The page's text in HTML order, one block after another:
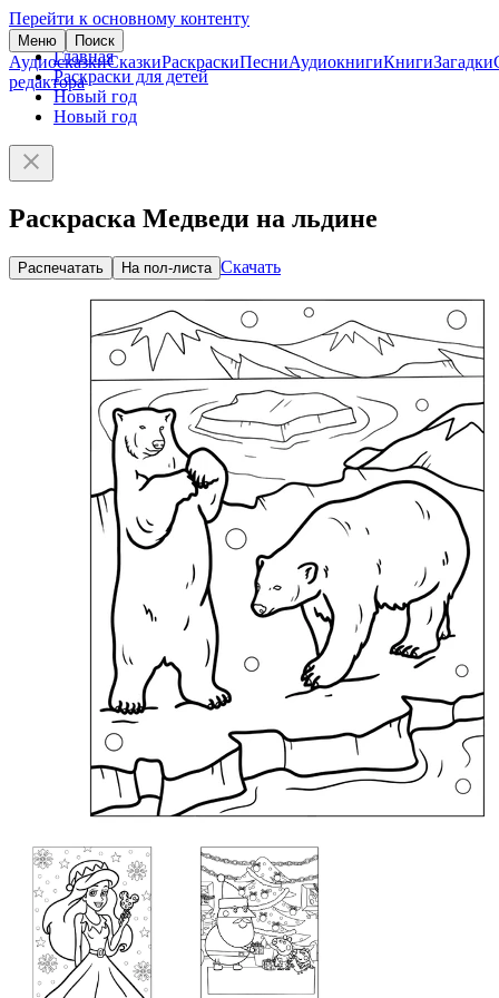
Перейти к основному контенту
Меню Поиск
АудиосказкиСказкиРаскраскиПесниАудиокнигиКнигиЗагадки
редактора
Главная
Раскраски для детей
Новый год
Новый год
Раскраска Медведи на льдине
Распечатать На пол-листа Скачать